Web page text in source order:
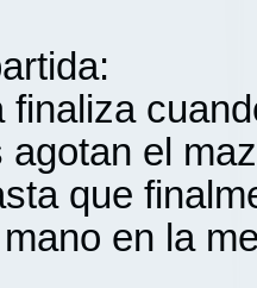
finaliza
agotan el
que
en la